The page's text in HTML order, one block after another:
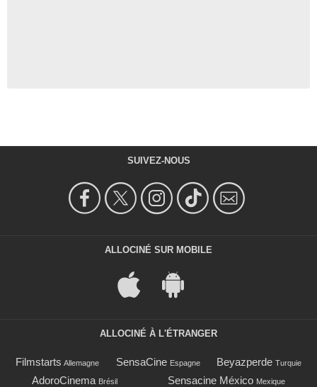
SUIVEZ-NOUS
ALLOCINÉ SUR MOBILE
ALLOCINÉ À L'ÉTRANGER
Filmstarts Allemagne SensaCine Espagne Beyazperde Turquie
AdoroCinema Brésil Sensacine México Mexique